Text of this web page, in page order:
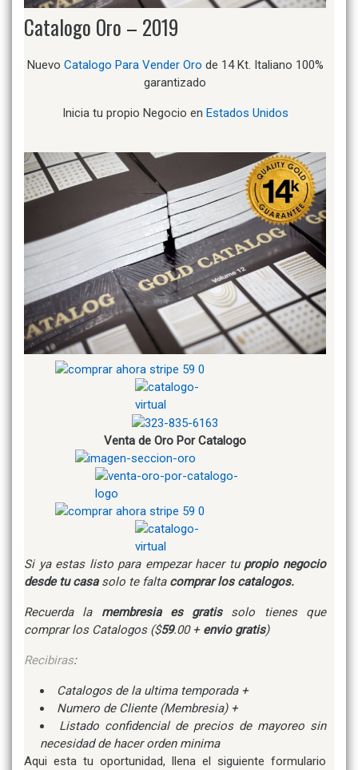
Catalogo Oro – 2019
Nuevo Catalogo Para Vender Oro de 14 Kt. Italiano 100%
garantizado
Inicia tu propio Negocio en Estados Unidos
Venta de Oro Por Catalogo
Si ya estas listo para empezar hacer tu propio negocio
desde tu casasolo te falta comprar los catalogos.
Recuerda la membresia es gratissolo tienes que
comprar los Catalogos ($59.00 +envio gratis)
Recibiras:
Catalogos de la ultima temporada +
Numero de Cliente (Membresia) +
Listado confidencial de precios de mayoreo sin
necesidad de hacer orden minima
Aqui esta tu oportunidad, llena el siguiente formulario